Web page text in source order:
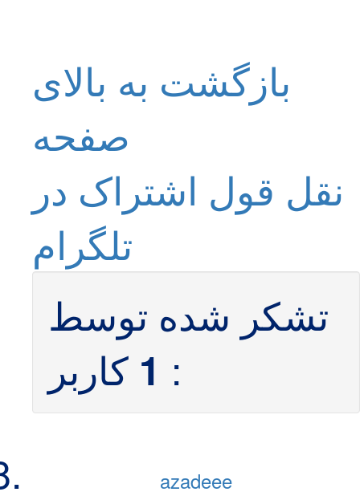
بازگشت به بالای
صفحه
نقل قول اشتراک در
تلگرام
تشکر شده توسط
:
1 کاربر
azadeee